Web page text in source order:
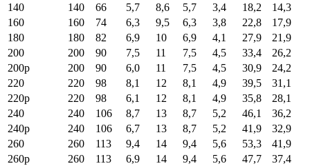
140
140 66 5,7 8,6 5,7 3,4 18,2
14,3
160
160 74 6,3 9,5 6,3 3,8 22,8
17,9
180
180 82 6,9 10 6,9 4,1 27,9
21,9
200
200 90 7,5 11 7,5 4,5 33,4
26,2
200p
200 90 6,0 11 7,5 4,5 30,9
24,2
220
220 98 8,1 12 8,1 4,9 39,5
31,1
220p
220 98 6,1 12 8,1 4,9 35,8
28,1
240
240 106 8,7 13 8,7 5,2 46,1
36,2
240p
240 106 6,7 13 8,7 5,2 41,9
32,9
260
260 113 9,4 14 9,4 5,6 53,3
41,9
260p
260 113 6,9 14 9,4 5,6 47,7
37,4